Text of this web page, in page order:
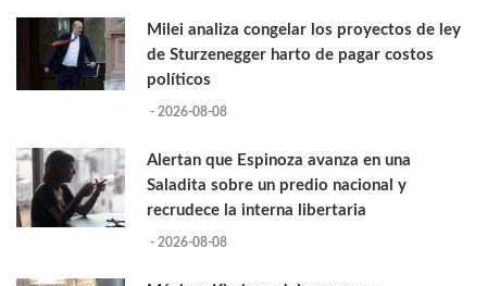
Milei analiza congelar los proyectos de ley
de Sturzenegger harto de pagar costos
políticos
- 2026-08-08
Alertan que Espinoza avanza en una
Saladita sobre un predio nacional y
recrudece la interna libertaria
- 2026-08-08